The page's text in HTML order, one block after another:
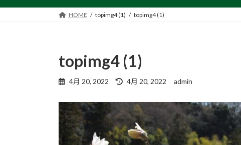
プ
動
HOME topimg4 (1) topimg4 (1)
topimg4 (1)
4月 20, 2022
最
更
新
日
時
:
4月 20, 2022 admin